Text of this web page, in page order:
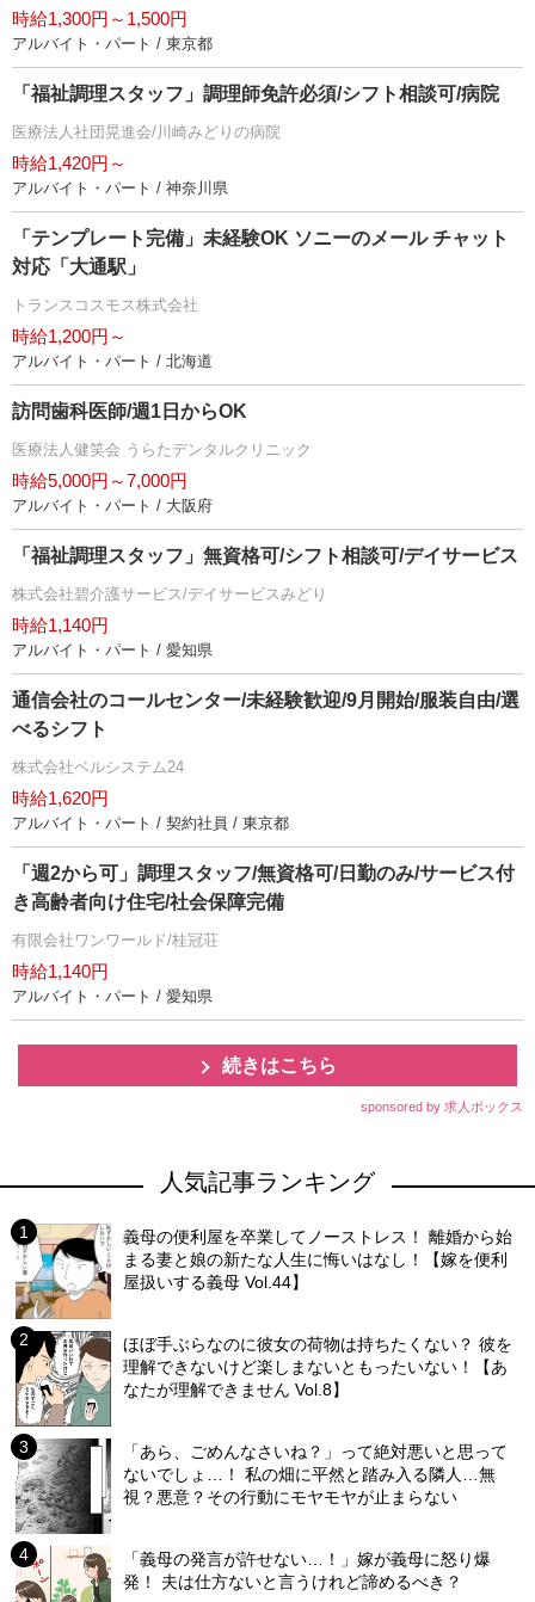
時給1,300円～1,500円
アルバイト・パート / 東京都
「福祉調理スタッフ」調理師免許必須/シフト相談可/病院
医療法人社団晃進会/川崎みどりの病院
時給1,420円～
アルバイト・パート / 神奈川県
「テンプレート完備」未経験OK ソニーのメール チャット
対応「大通駅」
トランスコスモス株式会社
時給1,200円～
アルバイト・パート / 北海道
訪問歯科医師/週1日からOK
医療法人健笑会 うらたデンタルクリニック
時給5,000円～7,000円
アルバイト・パート / 大阪府
「福祉調理スタッフ」無資格可/シフト相談可/デイサービス
株式会社碧介護サービス/デイサービスみどり
時給1,140円
アルバイト・パート / 愛知県
通信会社のコールセンター/未経験歓迎/9月開始/服装自由/選
べるシフト
株式会社ベルシステム24
時給1,620円
アルバイト・パート / 契約社員 / 東京都
「週2から可」調理スタッフ/無資格可/日勤のみ/サービス付
き高齢者向け住宅/社会保障完備
有限会社ワンワールド/桂冠荘
時給1,140円
アルバイト・パート / 愛知県
続きはこちら
sponsored by 求人ボックス
人気記事ランキング
義母の便利屋を卒業してノーストレス！ 離婚から始
まる妻と娘の新たな人生に悔いはなし！【嫁を便利
屋扱いする義母 Vol.44】
ほぼ手ぶらなのに彼女の荷物は持ちたくない？ 彼を
理解できないけど楽しまないともったいない！【あ
なたが理解できません Vol.8】
「あら、ごめんなさいね？」って絶対悪いと思って
ないでしょ…！ 私の畑に平然と踏み入る隣人…無
視？悪意？その行動にモヤモヤが止まらない
「義母の発言が許せない…！」嫁が義母に怒り爆
発！ 夫は仕方ないと言うけれど諦めるべき？